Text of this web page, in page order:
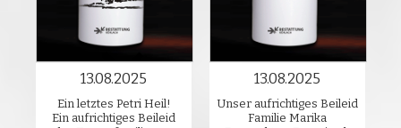
13.08.2025
Ein letztes Petri Heil!
Ein aufrichtiges Beileid
13.08.2025
Unser aufrichtiges Beileid
Familie Marika